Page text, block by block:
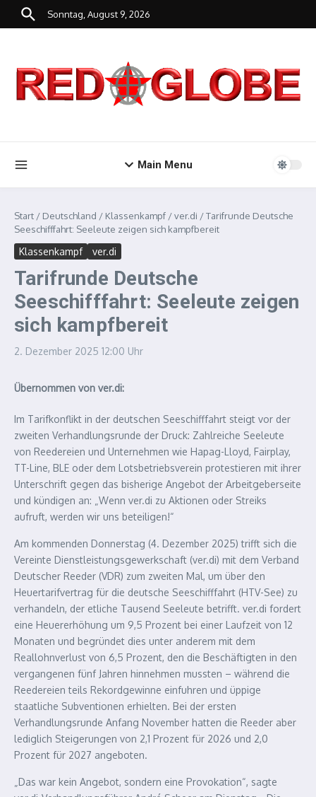
Zum Inhalt springen
Sonntag, August 9, 2026
Main Menu
Start / Deutschland / Klassenkampf /ver.di /Tarifrunde Deutsche
Seeschifffahrt: Seeleute zeigen sich kampfbereit
Klassenkampf ver.di
Tarifrunde Deutsche
Seeschifffahrt: Seeleute zeigen
sich kampfbereit
2. Dezember 2025 12:00 Uhr
Übernommen von ver.di:
Im Tarifkonflikt in der deutschen Seeschifffahrt steigt vor der
zweiten Verhandlungsrunde der Druck: Zahlreiche Seeleute
von Reedereien und Unternehmen wie Hapag-Lloyd, Fairplay,
TT-Line, BLE oder dem Lotsbetriebsverein protestieren mit ihrer
Unterschrift gegen das bisherige Angebot der Arbeitgeberseite
und kündigen an: „Wenn ver.di zu Aktionen oder Streiks
aufruft, werden wir uns beteiligen!“
Am kommenden Donnerstag (4. Dezember 2025) trifft sich die
Vereinte Dienstleistungsgewerkschaft (ver.di) mit dem Verband
Deutscher Reeder (VDR) zum zweiten Mal, um über den
Heuertarifvertrag für die deutsche Seeschifffahrt (HTV-See) zu
verhandeln, der etliche Tausend Seeleute betrifft. ver.di fordert
eine Heuererhöhung um 9,5 Prozent bei einer Laufzeit von 12
Monaten und begründet dies unter anderem mit dem
Reallohnverlust von 6,5 Prozent, den die Beschäftigten in den
vergangenen fünf Jahren hinnehmen mussten – während die
Reedereien teils Rekordgewinne einfuhren und üppige
staatliche Subventionen erhielten. Bei der ersten
Verhandlungsrunde Anfang November hatten die Reeder aber
lediglich Steigerungen von 2,1 Prozent für 2026 und 2,0
Prozent für 2027 angeboten.
„Das war kein Angebot, sondern eine Provokation“, sagte